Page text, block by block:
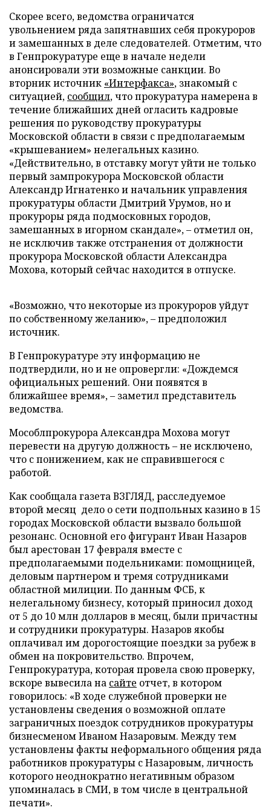
Скорее всего, ведомства ограничатся
увольнением ряда запятнавших себя прокуроров
и замешанных в деле следователей. Отметим, что
в Генпрокуратуре еще в начале недели
анонсировали эти возможные санкции. Во
вторник источник «Интерфакса», знакомый с
ситуацией, сообщил, что прокуратура намерена в
течение ближайших дней огласить кадровые
решения по руководству прокуратуры
Московской области в связи с предполагаемым
«крышеванием» нелегальных казино.
«Действительно, в отставку могут уйти не только
первый зампрокурора Московской области
Александр Игнатенко и начальник управления
прокуратуры области Дмитрий Урумов, но и
прокуроры ряда подмосковных городов,
замешанных в игорном скандале», – отметил он,
не исключив также отстранения от должности
прокурора Московской области Александра
Мохова, который сейчас находится в отпуске.
«Возможно, что некоторые из прокуроров уйдут
по собственному желанию», – предположил
источник.
В Генпрокуратуре эту информацию не
подтвердили, но и не опровергли: «Дождемся
официальных решений. Они появятся в
ближайшее время», – заметил представитель
ведомства.
Мособлпрокурора Александра Мохова могут
перевести на другую должность – не исключено,
что с понижением, как не справившегося с
работой.
Как сообщала газета ВЗГЛЯД, расследуемое
второй месяц дело о сети подпольных казино в 15
городах Московской области вызвало большой
резонанс. Основной его фигурант Иван Назаров
был арестован 17 февраля вместе с
предполагаемыми подельниками: помощницей,
деловым партнером и тремя сотрудниками
областной милиции. По данным ФСБ, к
нелегальному бизнесу, который приносил доход
от 5 до 10 млн долларов в месяц, были причастны
и сотрудники прокуратуры. Назаров якобы
оплачивал им дорогостоящие поездки за рубеж в
обмен на покровительство. Впрочем,
Генпрокуратура, которая провела свою проверку,
вскоре вывесила на сайте отчет, в котором
говорилось: «В ходе служебной проверки не
установлены сведения о возможной оплате
заграничных поездок сотрудников прокуратуры
бизнесменом Иваном Назаровым. Между тем
установлены факты неформального общения ряда
работников прокуратуры с Назаровым, личность
которого неоднократно негативным образом
упоминалась в СМИ, в том числе в центральной
печати».